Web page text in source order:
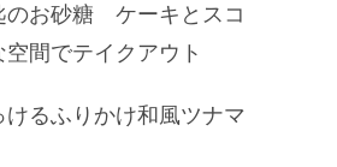
お砂糖 ケーキとスコ
間でテイクアウト
るふりかけ和風ツナマ